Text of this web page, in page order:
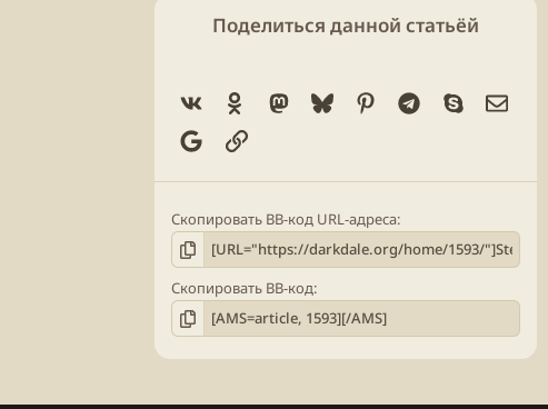
Поделиться данной статьёй
Ok Mastodon
BlueskyPinterestTelegram
Skype
GoogleСсылка
Скопировать BB-код URL-адреса
Скопировать BB-код